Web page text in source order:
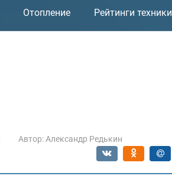
Отопление Рейтинги техники
Автор: Александр Редькин